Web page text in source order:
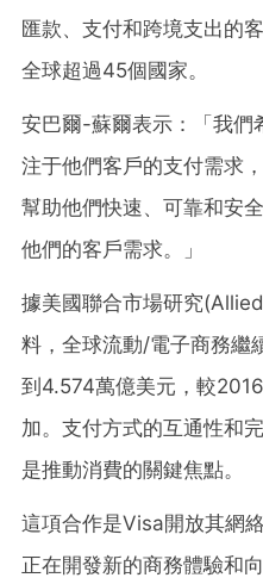
匯款、支付和跨境支出的
全球超過45個國家。
安巴爾-蘇爾表示：「我們
注于他們客戶的支付需求
幫助他們快速、可靠和安
他們的客戶需求。」
據美國聯合市場研究
料，全球流動/電子商務繼
到4.574萬億美元，較
加。支付方式的互通性和
是推動消費的關鍵焦點。
這項合作是Visa開放其網
正在開發新的商務體驗和